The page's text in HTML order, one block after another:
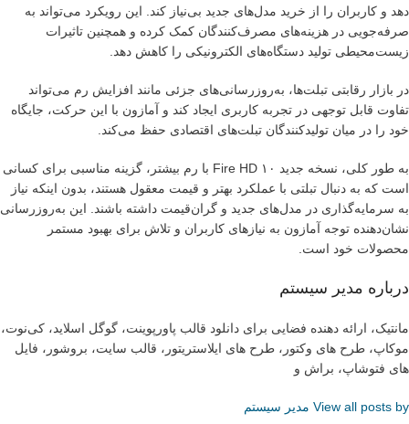
دهد و کاربران را از خرید مدل‌های جدید بی‌نیاز کند. این رویکرد می‌تواند به
صرفه‌جویی در هزینه‌های مصرف‌کنندگان کمک کرده و همچنین تاثیرات
زیست‌محیطی تولید دستگاه‌های الکترونیکی را کاهش دهد.
در بازار رقابتی تبلت‌ها، به‌روزرسانی‌های جزئی مانند افزایش رم می‌تواند
تفاوت قابل توجهی در تجربه کاربری ایجاد کند و آمازون با این حرکت، جایگاه
خود را در میان تولیدکنندگان تبلت‌های اقتصادی حفظ می‌کند.
به طور کلی، نسخه جدید Fire HD ۱۰ با رم بیشتر، گزینه مناسبی برای کسانی
است که به دنبال تبلتی با عملکرد بهتر و قیمت معقول هستند، بدون اینکه نیاز
به سرمایه‌گذاری در مدل‌های جدید و گران‌قیمت داشته باشند. این به‌روزرسانی
نشان‌دهنده توجه آمازون به نیازهای کاربران و تلاش برای بهبود مستمر
محصولات خود است.
درباره مدیر سیستم
مانتیک، ارائه دهنده فضایی برای دانلود قالب پاورپوینت، گوگل اسلاید، کی‌نوت،
موکاپ، طرح های وکتور، طرح های ایلاستریتور، قالب سایت، بروشور، فایل
های فتوشاپ، براش و
View all posts by مدیر سیستم